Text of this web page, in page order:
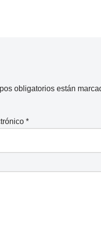
obligatorios están
*